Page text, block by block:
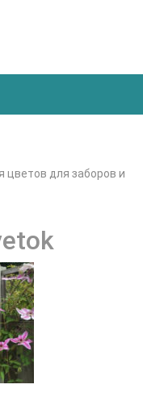
для заборов и